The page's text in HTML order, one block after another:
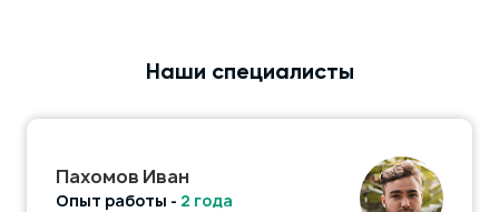
Наши специалисты
Пахомов Иван
Опыт работы - 2 года